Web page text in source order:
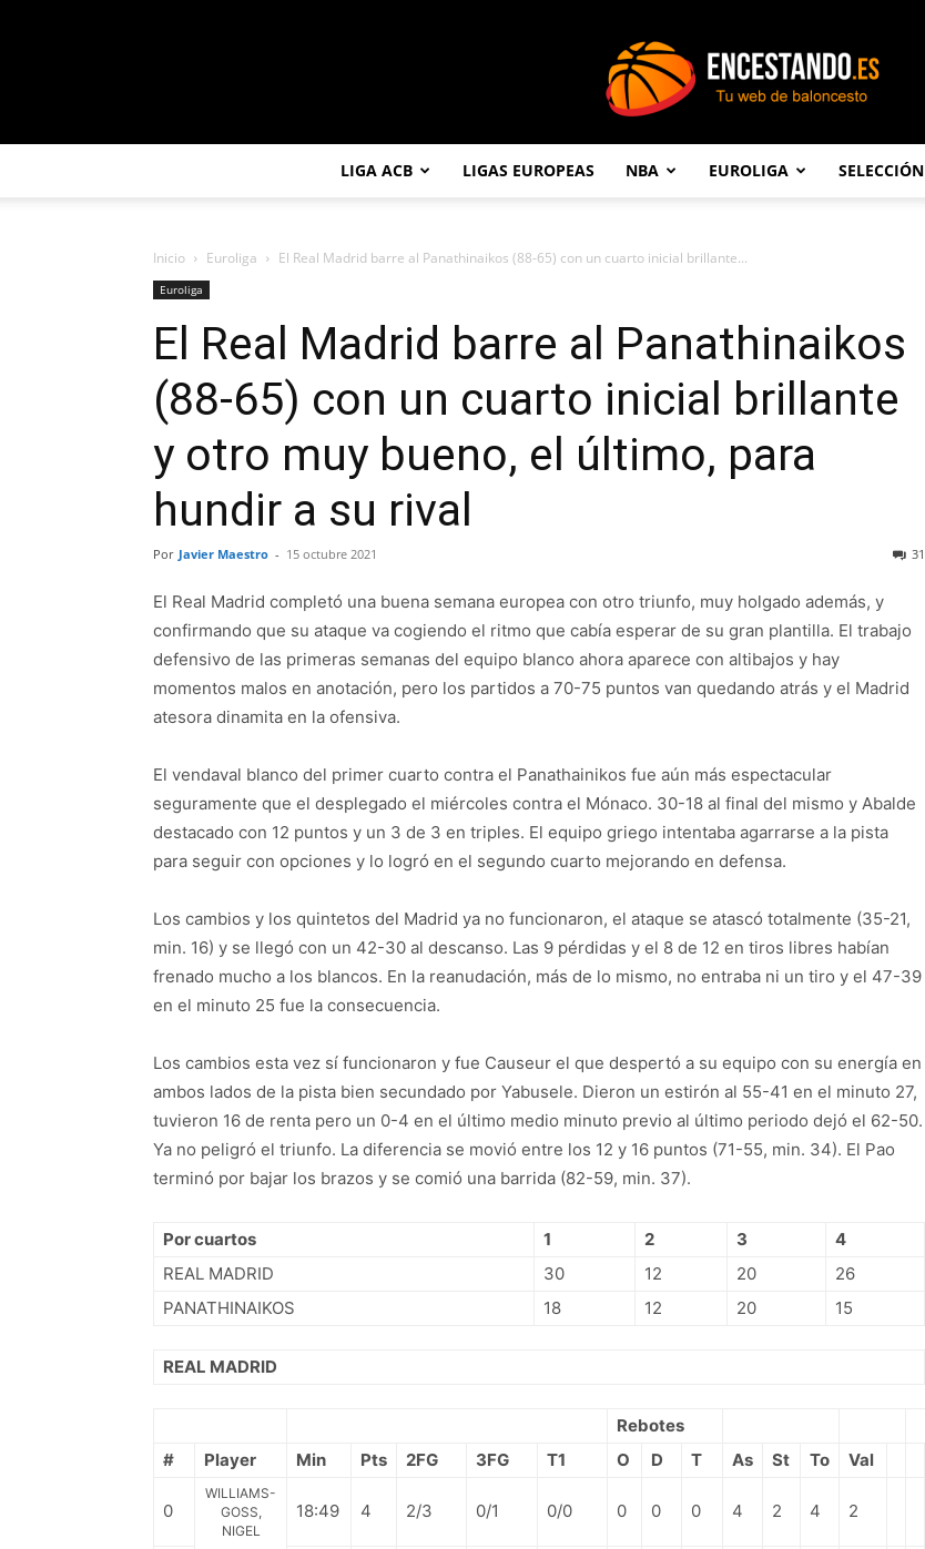
LIGA ACB LIGAS EUROPEAS NBA EUROLIGA SELECCIÓN
Inicio Euroliga El Real Madrid barre al Panathinaikos (88-65) con un cuarto inicial brillante...
Euroliga
El Real Madrid barre al Panathinaikos
(88-65) con un cuarto inicial brillante
y otro muy bueno, el último, para
hundir a su rival
Por Javier Maestro - 15 octubre 2021 31
El Real Madrid completó una buena semana europea con otro triunfo, muy holgado además, y
confirmando que su ataque va cogiendo el ritmo que cabía esperar de su gran plantilla. El trabajo
defensivo de las primeras semanas del equipo blanco ahora aparece con altibajos y hay
momentos malos en anotación, pero los partidos a 70-75 puntos van quedando atrás y el Madrid
atesora dinamita en la ofensiva.
El vendaval blanco del primer cuarto contra el Panathainikos fue aún más espectacular
seguramente que el desplegado el miércoles contra el Mónaco. 30-18 al final del mismo y Abalde
destacado con 12 puntos y un 3 de 3 en triples. El equipo griego intentaba agarrarse a la pista
para seguir con opciones y lo logró en el segundo cuarto mejorando en defensa.
Los cambios y los quintetos del Madrid ya no funcionaron, el ataque se atascó totalmente (35-21,
min. 16) y se llegó con un 42-30 al descanso. Las 9 pérdidas y el 8 de 12 en tiros libres habían
frenado mucho a los blancos. En la reanudación, más de lo mismo, no entraba ni un tiro y el 47-39
en el minuto 25 fue la consecuencia.
Los cambios esta vez sí funcionaron y fue Causeur el que despertó a su equipo con su energía en
ambos lados de la pista bien secundado por Yabusele. Dieron un estirón al 55-41 en el minuto 27,
tuvieron 16 de renta pero un 0-4 en el último medio minuto previo al último periodo dejó el 62-50.
Ya no peligró el triunfo. La diferencia se movió entre los 12 y 16 puntos (71-55, min. 34). El Pao
terminó por bajar los brazos y se comió una barrida (82-59, min. 37).
Por cuartos 1 2 3
4
REAL MADRID
30 12 20
26
PANATHINAIKOS
18 12 20 15
REAL MADRID
Rebotes
#
Player Min Pts 2FG 3FG T1 O D T As St To Val
0
WILLIAMS-
GOSS,
NIGEL
18:49 4 2/3 0/1 0/0 0 0 0 4 2 4 2